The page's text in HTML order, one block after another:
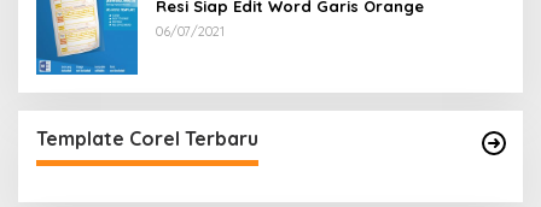
Resi Siap Edit Word Garis Orange
06/07/2021
Template Corel Terbaru